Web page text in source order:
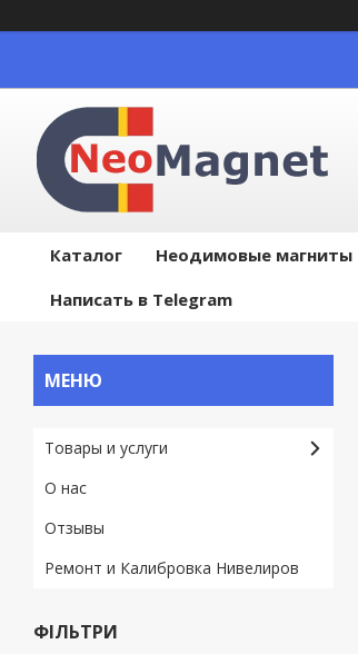
Каталог Неодимовые магниты
Написать в Telegram
Товары и услуги
О нас
Отзывы
Ремонт и Калибровка Нивелиров
ФІЛЬТРИ